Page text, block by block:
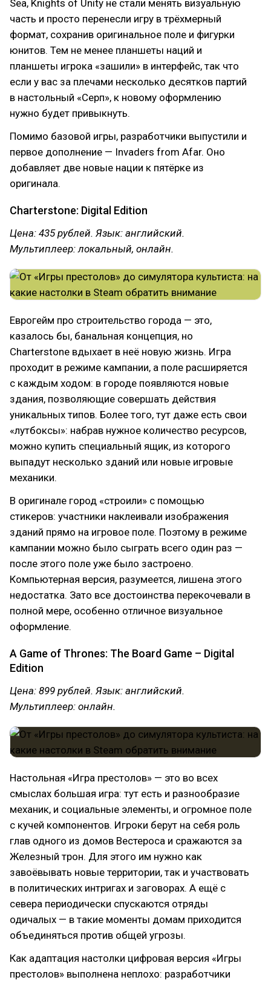
Sea, Knights of Unity не стали менять визуальную
часть и просто перенесли игру в трёхмерный
формат, сохранив оригинальное поле и фигурки
юнитов. Тем не менее планшеты наций и
планшеты игрока «зашили» в интерфейс, так что
если у вас за плечами несколько десятков партий
в настольный «Серп», к новому оформлению
нужно будет привыкнуть.
Помимо базовой игры, разработчики выпустили и
первое дополнение — Invaders from Afar. Оно
добавляет две новые нации к пятёрке из
оригинала.
Charterstone: Digital Edition
Цена: 435 рублей. Язык: английский.
Мультиплеер: локальный, онлайн.
Еврогейм про строительство города — это,
казалось бы, банальная концепция, но
Charterstone вдыхает в неё новую жизнь. Игра
проходит в режиме кампании, а поле расширяется
с каждым ходом: в городе появляются новые
здания, позволяющие совершать действия
уникальных типов. Более того, тут даже есть свои
«лутбоксы»: набрав нужное количество ресурсов,
можно купить специальный ящик, из которого
выпадут несколько зданий или новые игровые
механики.
В оригинале город «строили» с помощью
стикеров: участники наклеивали изображения
зданий прямо на игровое поле. Поэтому в режиме
кампании можно было сыграть всего один раз —
после этого поле уже было застроено.
Компьютерная версия, разумеется, лишена этого
недостатка. Зато все достоинства перекочевали в
полной мере, особенно отличное визуальное
оформление.
A Game of Thrones: The Board Game – Digital
Edition
Цена: 899 рублей. Язык: английский.
Мультиплеер: онлайн.
Настольная «Игра престолов» — это во всех
смыслах большая игра: тут есть и разнообразие
механик, и социальные элементы, и огромное поле
с кучей компонентов. Игроки берут на себя роль
глав одного из домов Вестероса и сражаются за
Железный трон. Для этого им нужно как
завоёвывать новые территории, так и участвовать
в политических интригах и заговорах. А ещё с
севера периодически спускаются отряды
одичалых — в такие моменты домам приходится
объединяться против общей угрозы.
Как адаптация настолки цифровая версия «Игры
престолов» выполнена неплохо: разработчики